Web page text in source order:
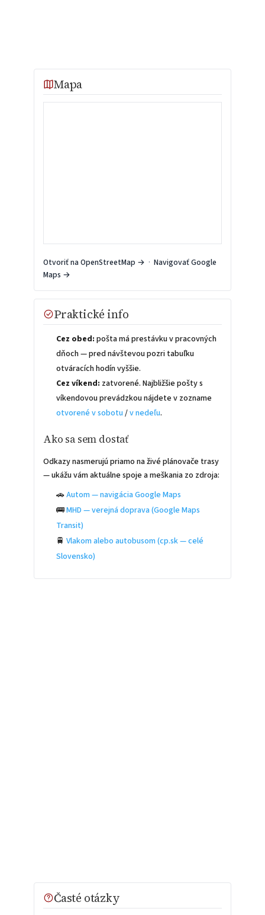
Mapa
Otvoriť na OpenStreetMap → · Navigovať Google
Maps →
Praktické info
Cez obed: pošta má prestávku v pracovných
dňoch — pred návštevou pozri tabuľku
otváracích hodín vyššie.
Cez víkend: zatvorené. Najbližšie pošty s
víkendovou prevádzkou nájdete v zozname
otvorené v sobotu /v nedeľu.
Ako sa sem dostať
Odkazy nasmerujú priamo na živé plánovače trasy
— ukážu vám aktuálne spoje a meškania zo zdroja:
🚗Autom — navigácia Google Maps
🚌MHD — verejná doprava (Google Maps
Transit)
🚆Vlakom alebo autobusom (cp.sk — celé
Slovensko)
Časté otázky